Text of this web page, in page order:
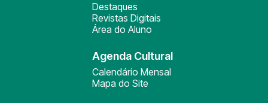
Destaques
Revistas Digitais
Área do Aluno
Agenda Cultural
Calendário Mensal
Mapa do Site